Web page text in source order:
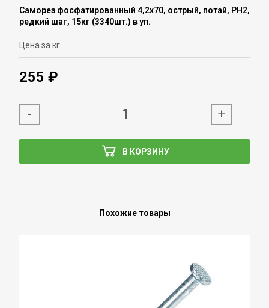
Саморез фосфатированный 4,2х70, острый, потай, PH2,
редкий шаг, 15кг (3340шт.) в уп.
Цена за кг
255 ₽
В КОРЗИНУ
- +
Похожие товары